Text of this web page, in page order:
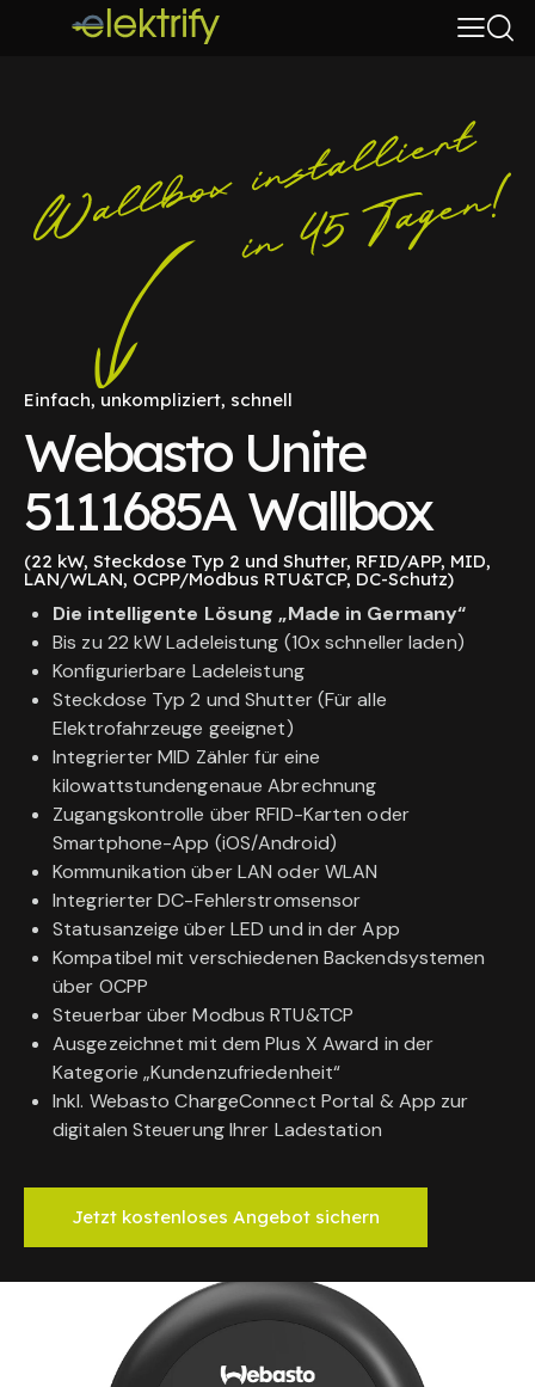
Einfach, unkompliziert, schnell
Webasto Unite
5111685A Wallbox
(22 kW, Steckdose Typ 2 und Shutter, RFID/APP, MID,
LAN/WLAN, OCPP/Modbus RTU&TCP, DC-Schutz)
Die intelligente Lösung „Made in Germany“
Bis zu 22 kW Ladeleistung (10x schneller laden)
Konfigurierbare Ladeleistung
Steckdose Typ 2 und Shutter (Für alle
Elektrofahrzeuge geeignet)
Integrierter MID Zähler für eine
kilowattstundengenaue Abrechnung
Zugangskontrolle über RFID-Karten oder
Smartphone-App (iOS/Android)
Kommunikation über LAN oder WLAN
Integrierter DC-Fehlerstromsensor
Statusanzeige über LED und in der App
Kompatibel mit verschiedenen Backendsystemen
über OCPP
Steuerbar über Modbus RTU&TCP
Ausgezeichnet mit dem Plus X Award in der
Kategorie „Kundenzufriedenheit“
Inkl. Webasto ChargeConnect Portal & App zur
digitalen Steuerung Ihrer Ladestation
Jetzt kostenloses Angebot sichern